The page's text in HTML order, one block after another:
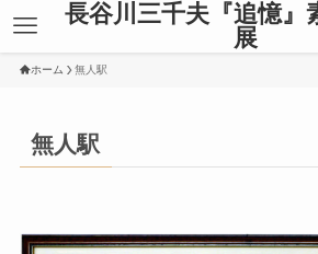
長谷川三千夫『追憶』
展
ホーム 無人駅
無人駅